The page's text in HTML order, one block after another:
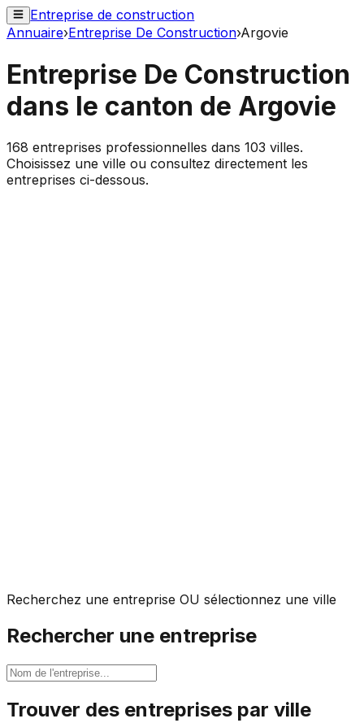
Entreprise de construction
Annuaire›Entreprise De Construction›Argovie
Entreprise De Construction
dans le canton de Argovie
168 entreprises professionnelles dans 103 villes.
Choisissez une ville ou consultez directement les
entreprises ci-dessous.
Recherchez une entreprise OU sélectionnez une ville
Rechercher une entreprise
Trouver des entreprises par ville